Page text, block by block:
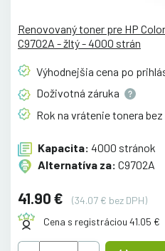
Renovovaný toner pre HP
C9702A - žltý - 4000 strán
Výhodnejšia cena po
Doživotná záruka
Rok na vrátenie tonera bez
Kapacita: 4000 stránok
Alternatíva za: C9702A
41.90 €
(34.07 € bez DPH)
Cena s registráciou 41.05 €